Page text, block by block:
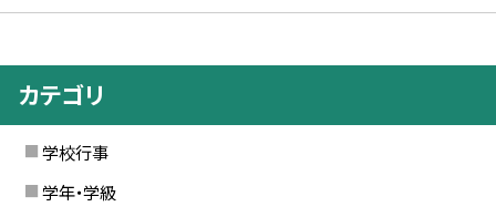
カテゴリ
学校行事
学年・学級